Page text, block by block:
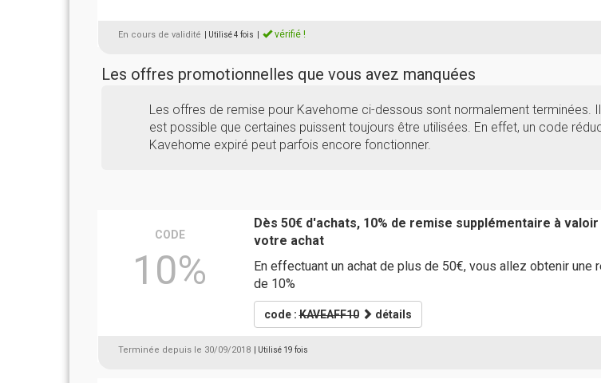
En cours de validité | Utilisé 4 fois vérifié !
Les offres promotionnelles que vous avez manquées
Les offres de remise pour Kavehome ci-dessous sont normalement terminées. Il
est possible que certaines puissent toujours être utilisées. En effet, un code
Kavehome expiré peut parfois encore fonctionner.
CODE
10%
Dès 50€ d'achats, 10% de remise supplémentaire à
votre achat
En effectuant un achat de plus de 50€, vous allez obtenir une
de 10%
code :KAVEAFF10 détails
Terminée depuis le 30/09/2018 | Utilisé 19 fois